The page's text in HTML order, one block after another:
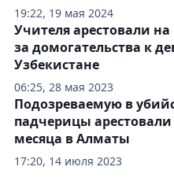
19:22, 19 мая 2024
06:25, 28 мая 2023
Учителя арестовали на
за домогательства к
Узбекистане
17:20, 14 июля 2023
Подозреваемую в
падчерицы
месяца в Алматы